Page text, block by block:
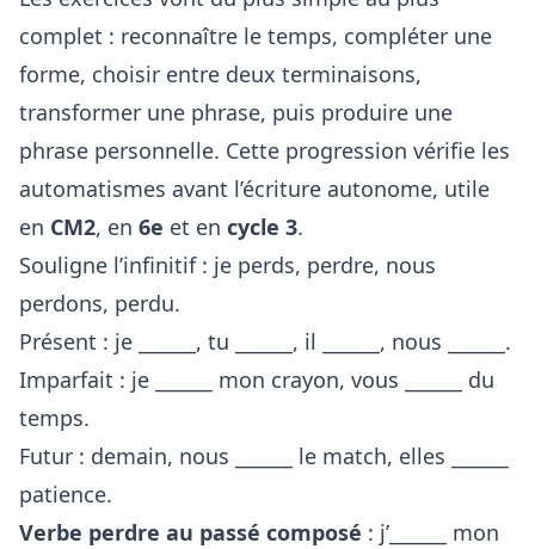
complet : reconnaître le temps, compléter une
forme, choisir entre deux terminaisons,
transformer une phrase, puis produire une
phrase personnelle. Cette progression vérifie les
automatismes avant l’écriture autonome, utile
en CM2, en 6e et en cycle 3.
Souligne l’infinitif : je perds, perdre, nous
perdons, perdu.
Présent : je ______, tu ______, il ______, nous ______.
Imparfait : je ______ mon crayon, vous ______ du
temps.
Futur : demain, nous ______ le match, elles ______
patience.
Verbe perdre au passé composé : j’______ mon